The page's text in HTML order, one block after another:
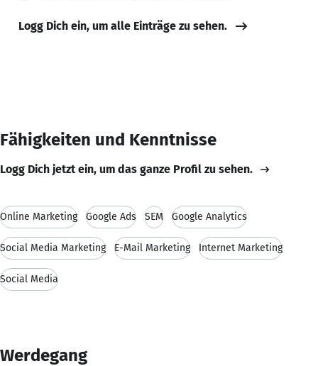
Logg Dich ein, um alle Einträge zu sehen.
Fähigkeiten und Kenntnisse
Logg Dich jetzt ein, um das ganze Profil zu sehen.
Online Marketing Google Ads SEM Google Analytics
Social Media Marketing E-Mail Marketing Internet Marketing
Social Media
Werdegang